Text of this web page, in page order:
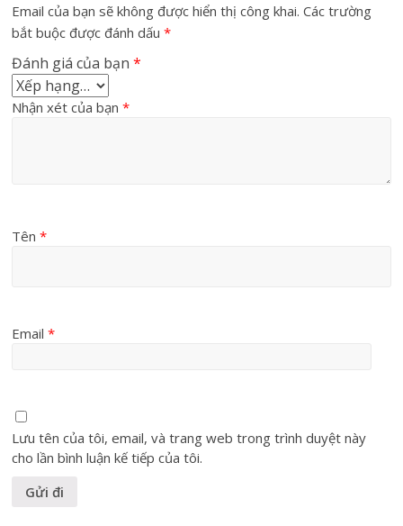
Email của bạn sẽ không được hiển thị công khai. Các trường
bắt buộc được đánh dấu*
Đánh giá của bạn*
Nhận xét của bạn*
Tên*
Email*
Lưu tên của tôi, email, và trang web trong trình duyệt này
cho lần bình luận kế tiếp của tôi.